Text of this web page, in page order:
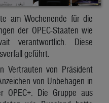
am Wochenende für die
der OPEC-Staaten wie
verantwortlich. Diese
geführt.
Vertrauten von Präsident
von Unbehagen in
OPEC+. Die Gruppe aus